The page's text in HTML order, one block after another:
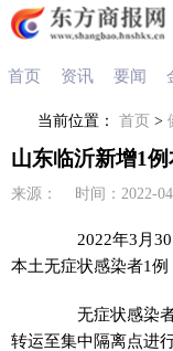
首页 资讯 要闻
当前位置： 首页 >
山东临沂新增1
来源： 时间：2022-
2022年3月30
本土无症状感染者1例
无症状感染者
转运至集中隔离点进